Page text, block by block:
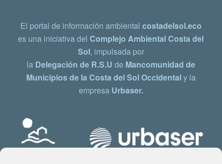
El portal de información ambiental costadelsol.eco
es una iniciativa delComplejo Ambiental Costa del
Sol, impulsada por
la Delegación de R.S.U de Mancomunidad de
Municipios de la Costa del Sol Occidentaly la
empresa Urbaser.